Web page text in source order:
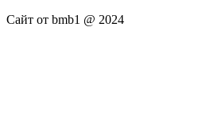
Сайт от bmb1 @ 2024